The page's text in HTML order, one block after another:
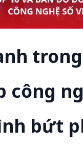
trong
công
bứt